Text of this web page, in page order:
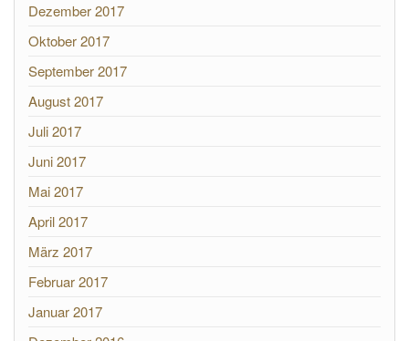
Dezember 2017
Oktober 2017
September 2017
August 2017
Juli 2017
Juni 2017
Mai 2017
April 2017
März 2017
Februar 2017
Januar 2017